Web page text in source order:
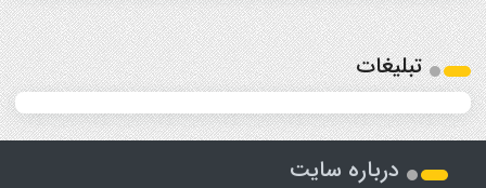
تبلیغات
درباره سایت